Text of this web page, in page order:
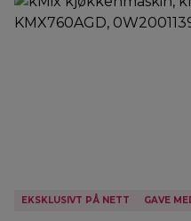
EKSKLUSIVT PÅ NETT GAVE